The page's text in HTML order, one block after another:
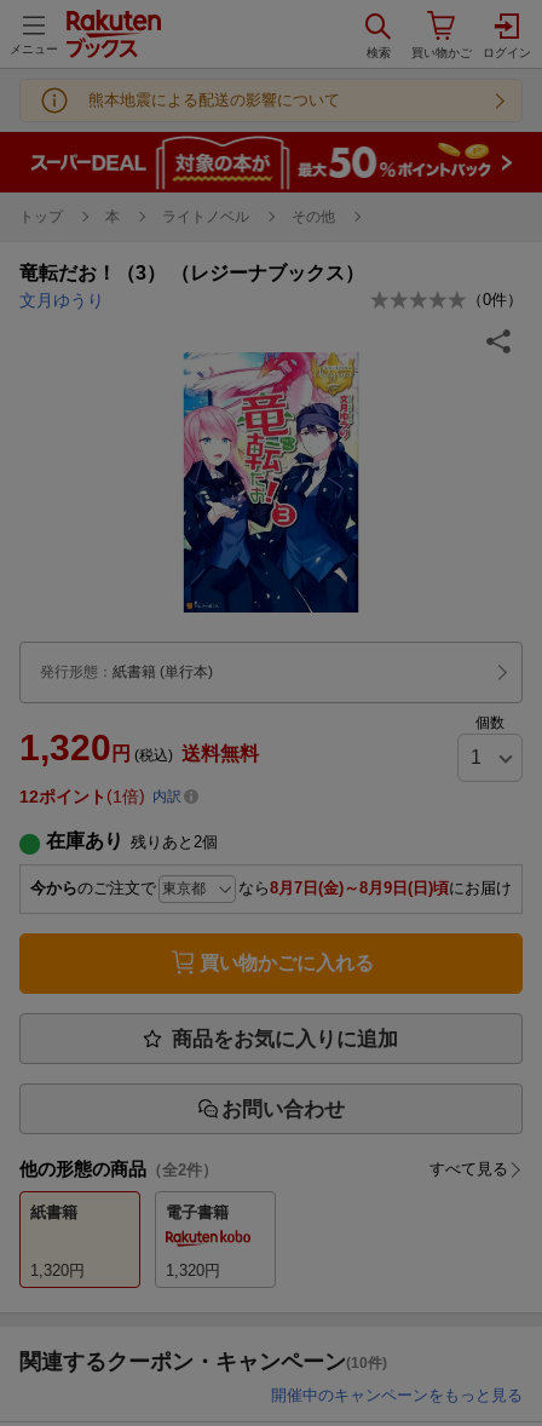
メニュー
熊本地震による配送の影響について
トップ 本 ライトノベル その他
竜転だお！（3） （レジーナブックス）
文月ゆうり （0件）
発行形態 ： 紙書籍 (単行本)
1,320 円 (税込) 送料無料
個数
12ポイント 1倍 内訳
在庫あり 残りあと 2個
今からのご注文で なら8月7日(金)～8月9日(日)頃にお届け
買い物かごに入れる
商品をお気に入りに追加
お問い合わせ
他の形態の商品 （全2件） すべて見る
紙書籍
1,320円
電子書籍
1,320円
関連するクーポン・キャンペーン(10件)
開催中のキャンペーンをもっと見る